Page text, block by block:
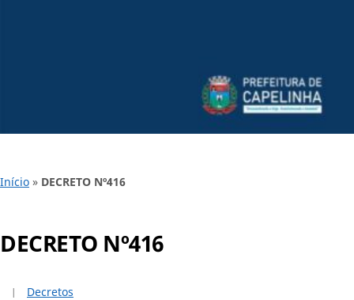
Início » DECRETO Nº416
DECRETO Nº416
Decretos